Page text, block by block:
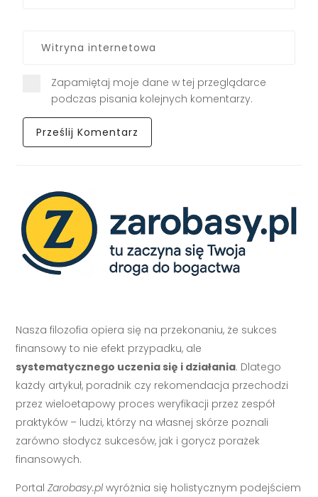
Zapamiętaj moje dane w tej przeglądarce
podczas pisania kolejnych komentarzy.
Nasza filozofia opiera się na przekonaniu, że sukces
finansowy to nie efekt przypadku, ale
systematycznego uczenia się i działania. Dlatego
każdy artykuł, poradnik czy rekomendacja przechodzi
przez wieloetapowy proces weryfikacji przez zespół
praktyków – ludzi, którzy na własnej skórze poznali
zarówno słodycz sukcesów, jak i gorycz porażek
finansowych.
PortalZarobasy.pl wyróżnia się holistycznym podejściem